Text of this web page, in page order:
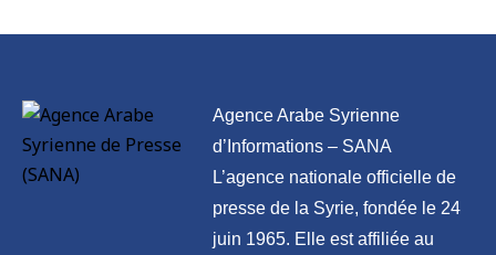
Agence Arabe Syrienne
d’Informations – SANA
L’agence nationale officielle de
presse de la Syrie, fondée le 24
juin 1965. Elle est affiliée au